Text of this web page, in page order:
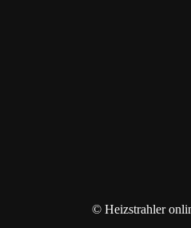
© Heizstrahler